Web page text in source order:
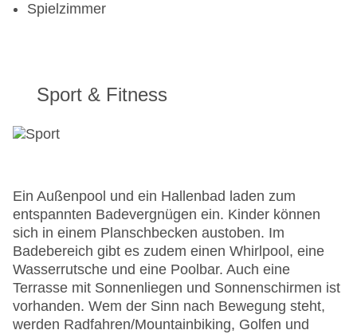
Spielzimmer
Sport & Fitness
Ein Außenpool und ein Hallenbad laden zum
entspannten Badevergnügen ein. Kinder können
sich in einem Planschbecken austoben. Im
Badebereich gibt es zudem einen Whirlpool, eine
Wasserrutsche und eine Poolbar. Auch eine
Terrasse mit Sonnenliegen und Sonnenschirmen ist
vorhanden. Wem der Sinn nach Bewegung steht,
werden Radfahren/Mountainbiking, Golfen und